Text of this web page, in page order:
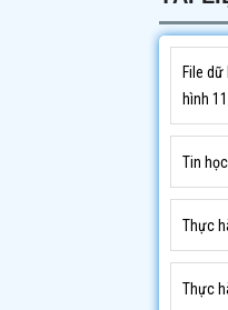
File
hình
Tin
Thực
Thực